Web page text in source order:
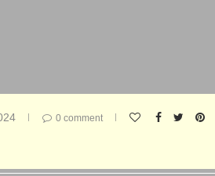
0 comment